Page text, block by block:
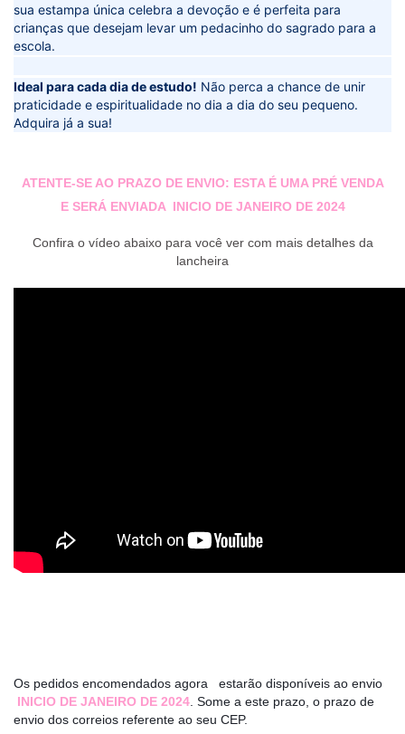
sua estampa única celebra a devoção e é perfeita para
crianças que desejam levar um pedacinho do sagrado para a
escola.
Ideal para cada dia de estudo! Não perca a chance de unir
praticidade e espiritualidade no dia a dia do seu pequeno.
Adquira já a sua!
ATENTE-SE AO PRAZO DE ENVIO: ESTA É UMA PRÉ VENDA
E SERÁ ENVIADA INICIO DE JANEIRO DE 2024
Confira o vídeo abaixo para você ver com mais detalhes da
lancheira
Os pedidos encomendados agora estarão disponíveis ao envio
INICIO DE JANEIRO DE 2024. Some a este prazo, o prazo de
envio dos correios referente ao seu CEP.